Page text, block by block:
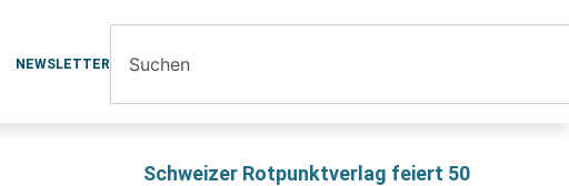
NEWSLETTER
Schweizer Rotpunktverlag feiert 50